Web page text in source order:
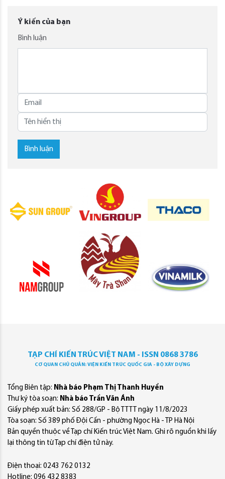
Ý kiến của bạn
Bình luận
Bình luận
TẠP CHÍ KIẾN TRÚC VIỆT NAM - ISSN 0868 3786
CƠ QUAN CHỦ QUẢN: VIỆN KIẾN TRÚC QUỐC GIA - BỘ XÂY DỰNG
Tổng Biên tập: Nhà báo Phạm Thị Thanh Huyền
Thư ký tòa soạn: Nhà báo Trần Văn Ánh
Giấy phép xuất bản: Số 288/GP - Bộ TTTT ngày 11/8/2023
Tòa soạn: Số 389 phố Đội Cấn - phường Ngọc Hà - TP Hà Nội
Bản quyền thuộc về Tạp chí Kiến trúc Việt Nam. Ghi rõ nguồn khi lấy
lại thông tin từ Tạp chí điện tử này.
Điện thoại: 0243 762 0132
Hotline: 096 432 8383